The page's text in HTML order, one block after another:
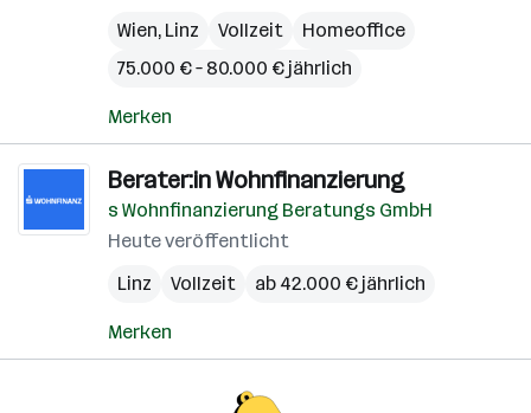
Wien, Linz Vollzeit
Homeoffice
75.000 € – 80.000 € jährlich
Merken
Berater:in Wohnfinanzierung
s Wohnfinanzierung Beratungs GmbH
Heute veröffentlicht
Linz
Vollzeit ab 42.000 € jährlich
Merken